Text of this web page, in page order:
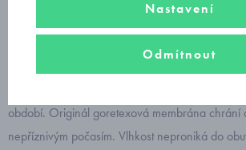
prodyšné anatomické stélky, u plných bot stélky
obouvání, ergonomický tvar a pohodlný střih.
zdravotní nezávadnost. Zkuste a uvidíte :)
období. Originál goretexová membrána chrání
nepříznivým počasím. Vlhkost neproniká do
Nastavení
Odmítnout